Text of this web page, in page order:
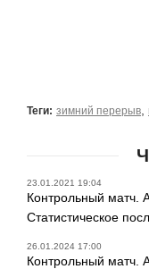
Теги: зимний перерыв
23.01.2021 19:04
Контрольный матч.
Статистическое
26.01.2024 17:00
Контрольный матч.